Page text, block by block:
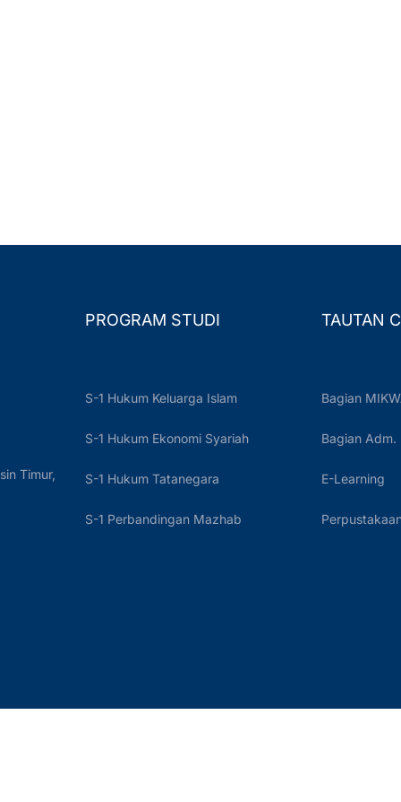
Timur,
PROGRAM STUDI
S-1 Hukum Keluarga Islam
S-1 Hukum Ekonomi Syariah
S-1 Hukum Tatanegara
S-1 Perbandingan Mazhab
TAUTAN
Bagian
Bagian Adm.
E-Learning